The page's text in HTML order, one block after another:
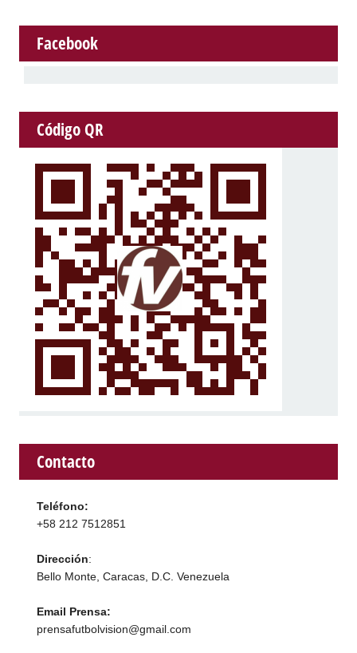
Facebook
Código QR
Contacto
Teléfono:
+58 212 7512851
Dirección:
Bello Monte, Caracas, D.C. Venezuela
Email Prensa:
prensafutbolvision@gmail.com